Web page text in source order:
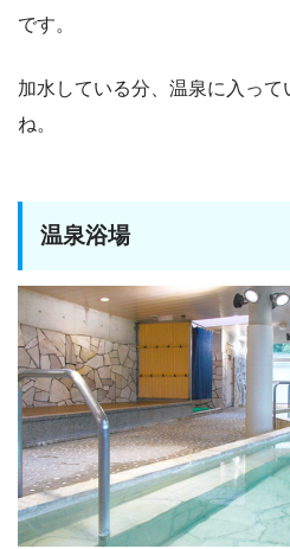
です。
加水している分、温泉に入っ
ね。
温泉浴場